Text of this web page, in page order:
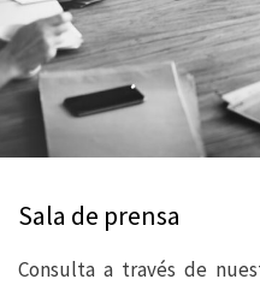
Sala de prensa
Consulta a través de